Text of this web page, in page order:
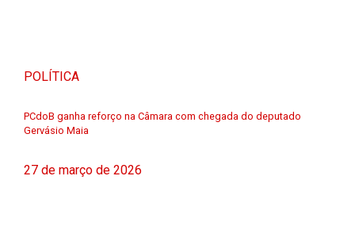
POLÍTICA
PCdoB ganha reforço na Câmara com chegada do deputado
Gervásio Maia
27 de março de 2026